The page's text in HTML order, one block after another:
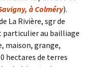
à Colméry).
La Rivière, sgr de
particulier au bailliage
maison, grange,
hectares de terres